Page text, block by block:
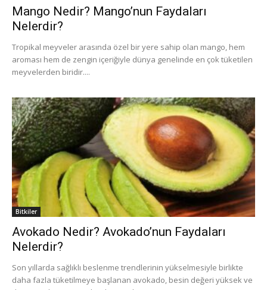
Mango Nedir? Mango’nun Faydaları
Nelerdir?
Tropikal meyveler arasında özel bir yere sahip olan mango, hem
aroması hem de zengin içeriğiyle dünya genelinde en çok tüketilen
meyvelerden biridir....
Bitkiler
Avokado Nedir? Avokado’nun Faydaları
Nelerdir?
Son yıllarda sağlıklı beslenme trendlerinin yükselmesiyle birlikte
daha fazla tüketilmeye başlanan avokado, besin değeri yüksek ve